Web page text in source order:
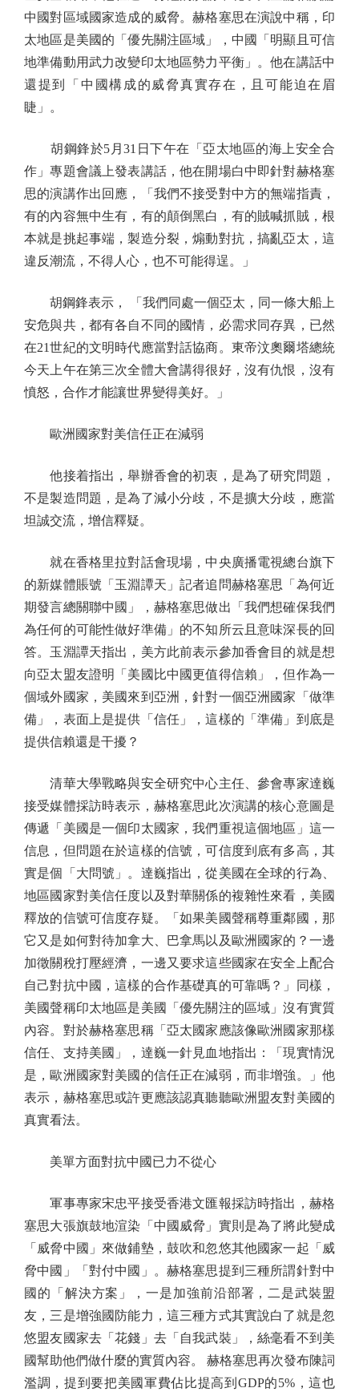
中國對區域國家造成的威脅。赫格塞思在演說中稱，印
太地區是美國的「優先關注區域」，中國「明顯且可信
地準備動用武力改變印太地區勢力平衡」。他在講話中
還提到「中國構成的威脅真實存在，且可能迫在眉
睫」。
胡鋼鋒於5月31日下午在「亞太地區的海上安全合
作」專題會議上發表講話，他在開場白中即針對赫格塞
思的演講作出回應，「我們不接受對中方的無端指責，
有的內容無中生有，有的顛倒黑白，有的賊喊抓賊，根
本就是挑起事端，製造分裂，煽動對抗，搞亂亞太，這
違反潮流，不得人心，也不可能得逞。」
胡鋼鋒表示， 「我們同處一個亞太，同一條大船上
安危與共，都有各自不同的國情，必需求同存異，已然
在21世紀的文明時代應當對話協商。東帝汶奧爾塔總統
今天上午在第三次全體大會講得很好，沒有仇恨，沒有
憤怒，合作才能讓世界變得美好。」
歐洲國家對美信任正在減弱
他接着指出，舉辦香會的初衷，是為了研究問題，
不是製造問題，是為了減小分歧，不是擴大分歧，應當
坦誠交流，增信釋疑。
就在香格里拉對話會現場，中央廣播電視總台旗下
的新媒體賬號「玉淵譚天」記者追問赫格塞思「為何近
期發言總關聯中國」，赫格塞思做出「我們想確保我們
為任何的可能性做好準備」的不知所云且意味深長的回
答。玉淵譚天指出，美方此前表示參加香會目的就是想
向亞太盟友證明「美國比中國更值得信賴」，但作為一
個域外國家，美國來到亞洲，針對一個亞洲國家「做準
備」，表面上是提供「信任」，這樣的「準備」到底是
提供信賴還是干擾？
清華大學戰略與安全研究中心主任、參會專家達巍
接受媒體採訪時表示，赫格塞思此次演講的核心意圖是
傳遞「美國是一個印太國家，我們重視這個地區」這一
信息，但問題在於這樣的信號，可信度到底有多高，其
實是個「大問號」。達巍指出，從美國在全球的行為、
地區國家對美信任度以及對華關係的複雜性來看，美國
釋放的信號可信度存疑。「如果美國聲稱尊重鄰國，那
它又是如何對待加拿大、巴拿馬以及歐洲國家的？一邊
加徵關稅打壓經濟，一邊又要求這些國家在安全上配合
自己對抗中國，這樣的合作基礎真的可靠嗎？」同樣，
美國聲稱印太地區是美國「優先關注的區域」沒有實質
內容。對於赫格塞思稱「亞太國家應該像歐洲國家那樣
信任、支持美國」，達巍一針見血地指出：「現實情況
是，歐洲國家對美國的信任正在減弱，而非增強。」他
表示，赫格塞思或許更應該認真聽聽歐洲盟友對美國的
真實看法。
美單方面對抗中國已力不從心
軍事專家宋忠平接受香港文匯報採訪時指出，赫格
塞思大張旗鼓地渲染「中國威脅」實則是為了將此變成
「威脅中國」來做鋪墊，鼓吹和忽悠其他國家一起「威
脅中國」「對付中國」。赫格塞思提到三種所謂針對中
國的「解決方案」，一是加強前沿部署，二是武裝盟
友，三是增強國防能力，這三種方式其實說白了就是忽
悠盟友國家去「花錢」去「自我武裝」，絲毫看不到美
國幫助他們做什麼的實質內容。 赫格塞思再次發布陳詞
濫調，提到要把美國軍費佔比提高到GDP的5%，這也